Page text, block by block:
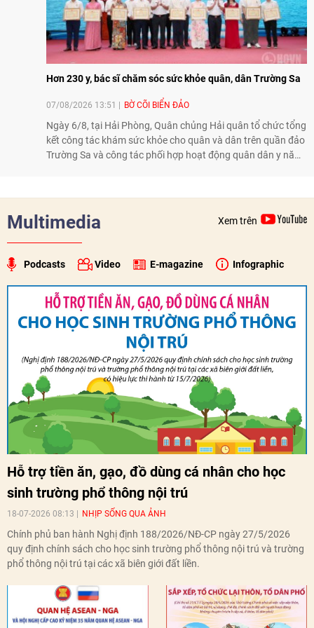
Hơn 230 y, bác sĩ chăm sóc sức khỏe quân, dân Trường Sa
07/08/2026 13:51 BỜ CÕI BIỂN ĐẢO
Ngày 6/8, tại Hải Phòng, Quân chủng Hải quân tổ chức tổng
kết công tác khám sức khỏe cho quân và dân trên quần đảo
Trường Sa và công tác phối hợp hoạt động quân dân y năm
cấp thuốc, điều trị cho cán bộ, chiến sĩ và nhân dân trên
quần đảo.
Multimedia Xem trên
Podcasts Video E-magazine Infographic
Hỗ trợ tiền ăn, gạo, đồ dùng cá nhân cho học
sinh trường phổ thông nội trú
18-07-2026 08:13 NHỊP SỐNG QUA ẢNH
Chính phủ ban hành Nghị định 188/2026/NĐ-CP ngày 27/5/2026
quy định chính sách cho học sinh trường phổ thông nội trú và trường
phổ thông nội trú tại các xã biên giới đất liền.